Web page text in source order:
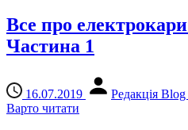
Все про
Частина 1
16.07.2019
Редакція
Варто читати